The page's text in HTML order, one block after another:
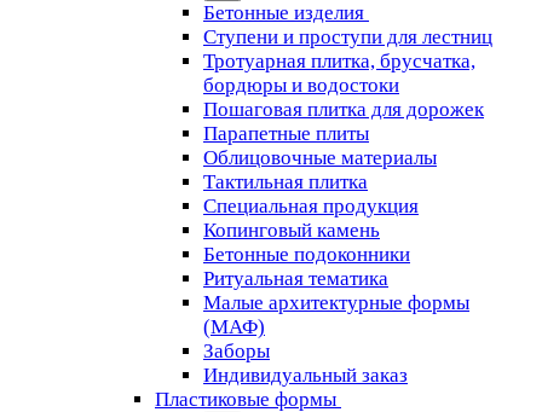
Бетонные изделия
Ступени и проступи для лестниц
Тротуарная плитка, брусчатка,
бордюры и водостоки
Пошаговая плитка для дорожек
Парапетные плиты
Облицовочные материалы
Тактильная плитка
Специальная продукция
Копинговый камень
Бетонные подоконники
Ритуальная тематика
Малые архитектурные формы
(МАФ)
Заборы
Индивидуальный заказ
Пластиковые формы